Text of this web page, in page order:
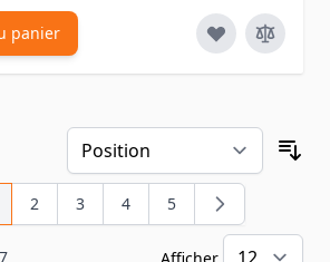
panier
lisez actuellement la page
Page
2 Page
3 Page
4 Page
5